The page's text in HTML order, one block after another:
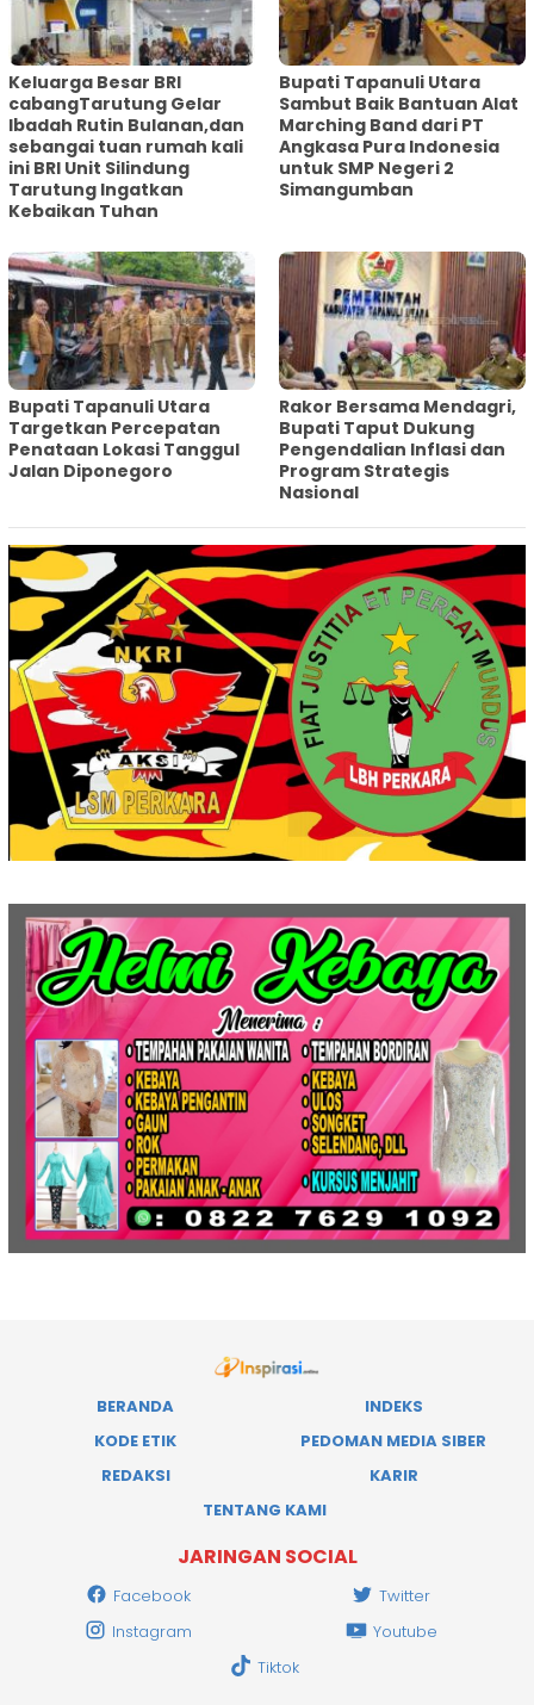
Keluarga Besar BRI
cabangTarutung Gelar
Ibadah Rutin Bulanan,dan
sebangai tuan rumah kali
ini BRI Unit Silindung
Tarutung Ingatkan
Kebaikan Tuhan
Bupati Tapanuli Utara
Sambut Baik Bantuan Alat
Marching Band dari PT
Angkasa Pura Indonesia
untuk SMP Negeri 2
Simangumban
‎Bupati Tapanuli Utara
Targetkan Percepatan
Penataan Lokasi Tanggul
Jalan Diponegoro
Rakor Bersama Mendagri,
Bupati Taput Dukung
Pengendalian Inflasi dan
Program Strategis
Nasional‎
BERANDA
INDEKS
KODE ETIK
PEDOMAN MEDIA SIBER
REDAKSI
KARIR
TENTANG KAMI
JARINGAN SOCIAL
Facebook
Twitter
Instagram
Youtube
Tiktok